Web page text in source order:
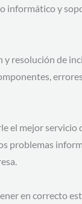
informático y
resolución de
el mejor
problemas
en correcto